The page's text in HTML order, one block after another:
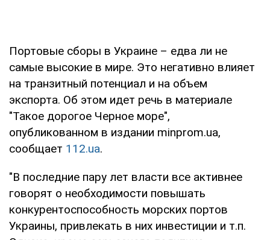
Портовые сборы в Украине – едва ли не
самые высокие в мире. Это негативно влияет
на транзитный потенциал и на объем
экспорта. Об этом идет речь в материале
"Такое дорогое Черное море",
опубликованном в издании minprom.ua,
сообщает 112.ua.
"В последние пару лет власти все активнее
говорят о необходимости повышать
конкурентоспособность морских портов
Украины, привлекать в них инвестиции и т.п.